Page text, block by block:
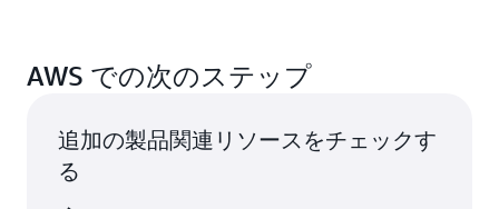
AWS での次のステップ
追加の製品関連リソースをチェックす
る